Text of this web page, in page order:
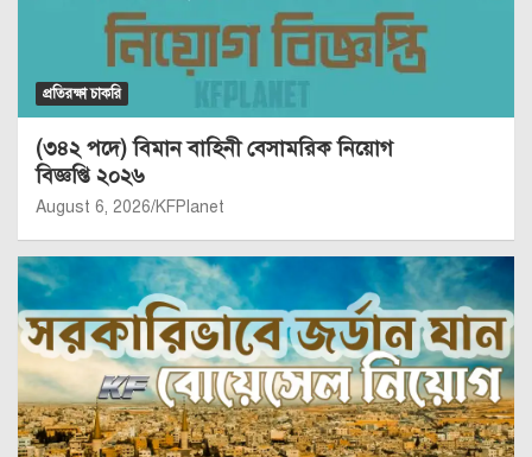
প্রতিরক্ষা চাকরি
(৩৪২ পদে) বিমান বাহিনী বেসামরিক নিয়োগ
বিজ্ঞপ্তি ২০২৬
August 6, 2026 KFPlanet